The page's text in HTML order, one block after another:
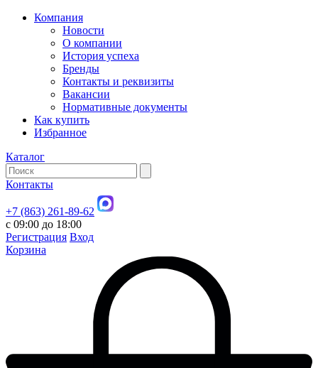
Компания
Новости
О компании
История успеха
Бренды
Контакты и реквизиты
Вакансии
Нормативные документы
Как купить
Избранное
Каталог
Контакты
+7 (863) 261-89-62
с 09:00 до 18:00
Регистрация Вход
Корзина